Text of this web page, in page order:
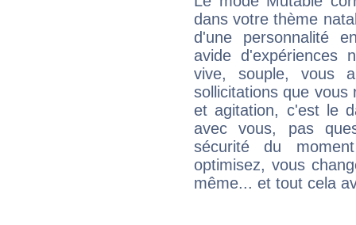
dans votre thème
d'une personnalité
avide d'expériences
vive, souple, vous
sollicitations que vous
et agitation, c'est le
avec vous, pas
sécurité du
optimisez, vous
même... et tout cela